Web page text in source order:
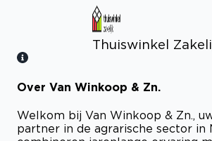
Thuiswinkel
Bekijk certificaat
Over Van Winkoop & Zn.
Welkom bij Van Winkoop & Zn.,
partner in de agrarische sector in